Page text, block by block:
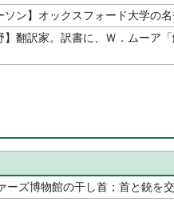
ソン】オックスフォード大学の
】翻訳家。訳書に、Ｗ．ムーア
ズ博物館の干し首；首と銃を